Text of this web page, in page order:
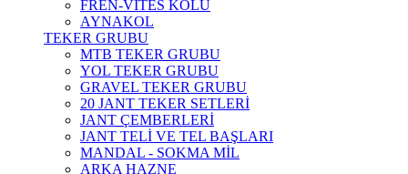
FREN-VİTES KOLU
AYNAKOL
TEKER GRUBU
MTB TEKER GRUBU
YOL TEKER GRUBU
GRAVEL TEKER GRUBU
20 JANT TEKER SETLERİ
JANT ÇEMBERLERİ
JANT TELİ VE TEL BAŞLARI
MANDAL - SOKMA MİL
ARKA HAZNE